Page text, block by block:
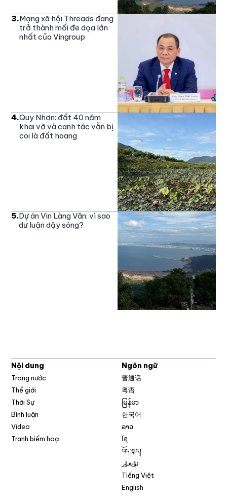
3.Mạng xã hội Threads đang
trở thành mối đe dọa lớn
nhất của Vingroup
4.Quy Nhơn: đất 40 năm
khai vỡ và canh tác vẫn bị
coi là đất hoang
5.Dự án Vin Làng Vân: vì sao
dư luận dậy sóng?
Nội dung
Trong nước
Thế giới
Thời Sự
Bình luận
Video
Tranh biếm hoạ
Ngôn ngữ
普通话
粤语
မြန်မာ
한국어
ລາວ
ខ្មែ
བོད་སྐད།
ئۇيغۇر
Tiếng Việt
English